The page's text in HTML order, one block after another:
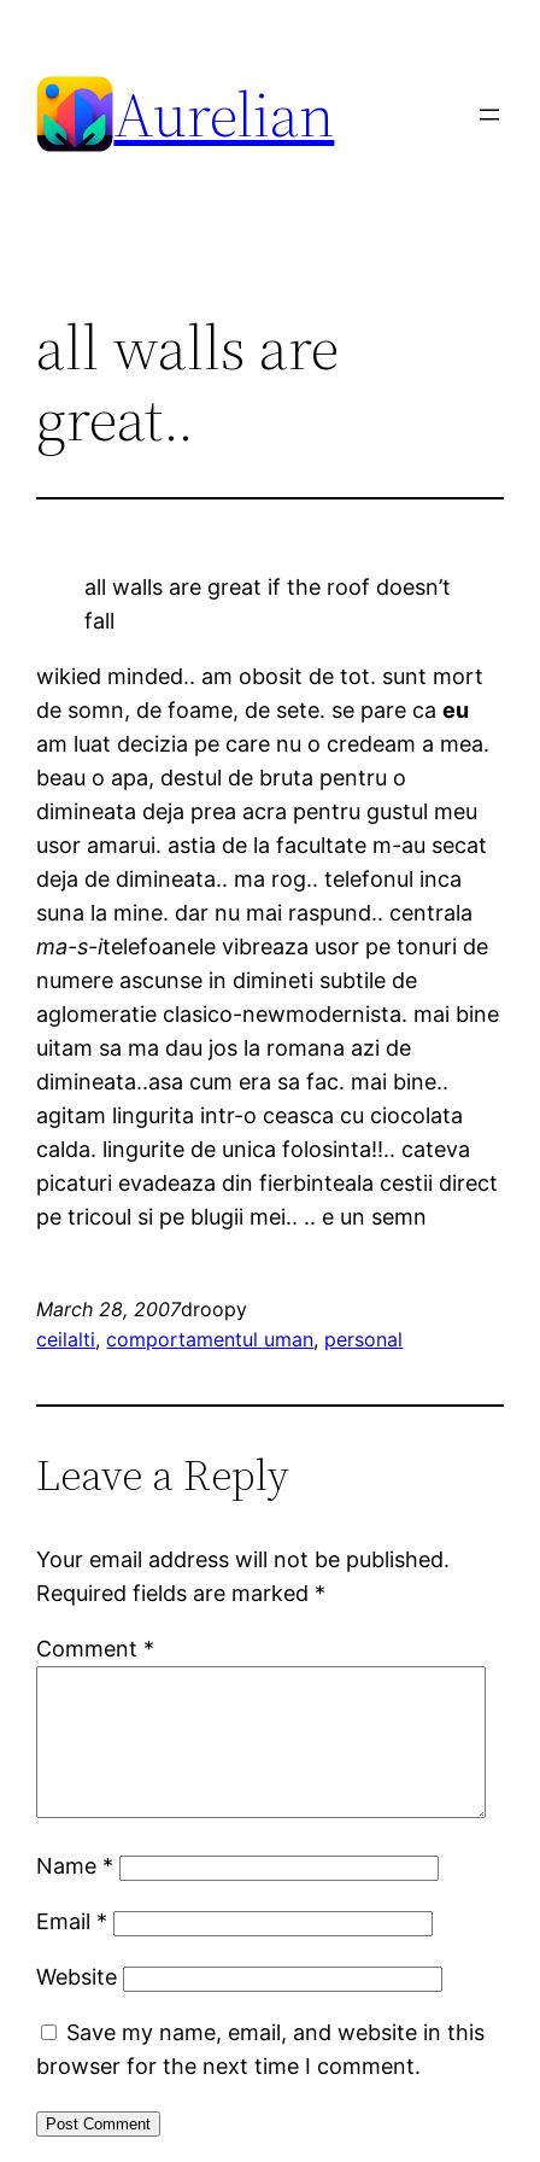
content
Aurelian
all walls are
great..
all walls are great if the roof doesn’t
fall
wikied minded.. am obosit de tot. sunt mort
de somn, de foame, de sete. se pare caeu
am luat decizia pe care nu o credeam a mea.
beau o apa, destul de bruta pentru o
dimineata deja prea acra pentru gustul meu
usor amarui. astia de la facultate m-au secat
deja de dimineata.. ma rog.. telefonul inca
suna la mine. dar nu mai raspund.. centrala
ma-s-itelefoanele vibreaza usor pe tonuri de
numere ascunse in dimineti subtile de
aglomeratie clasico-newmodernista. mai bine
uitam sa ma dau jos la romana azi de
dimineata..asa cum era sa fac. mai bine..
agitam lingurita intr-o ceasca cu ciocolata
calda. lingurite de unica folosinta!!.. cateva
picaturi evadeaza din fierbinteala cestii direct
pe tricoul si pe blugii mei.. .. e un semn
March 28, 2007droopy
ceilalti, comportamentul uman, personal
Leave a Reply
Your email address will not be published.
Required fields are marked *
Comment *
Name *
Email *
Website
Save my name, email, and website in this
browser for the next time I comment.